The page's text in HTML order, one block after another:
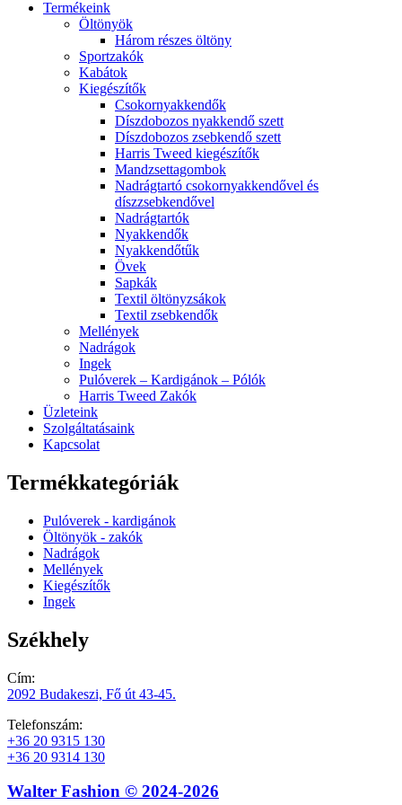
Termékeink
Öltönyök
Három részes öltöny
Sportzakók
Kabátok
Kiegészítők
Csokornyakkendők
Díszdobozos nyakkendő szett
Díszdobozos zsebkendő szett
Harris Tweed kiegészítők
Mandzsettagombok
Nadrágtartó csokornyakkendővel és
díszzsebkendővel
Nadrágtartók
Nyakkendők
Nyakkendőtűk
Övek
Sapkák
Textil öltönyzsákok
Textil zsebkendők
Mellények
Nadrágok
Ingek
Pulóverek – Kardigánok – Pólók
Harris Tweed Zakók
Üzleteink
Szolgáltatásaink
Kapcsolat
Termékkategóriák
Pulóverek - kardigánok
Öltönyök - zakók
Nadrágok
Mellények
Kiegészítők
Ingek
Székhely
Cím:
2092 Budakeszi, Fő út 43-45.
Telefonszám:
+36 20 9315 130
+36 20 9314 130
Walter Fashion © 2024-2026